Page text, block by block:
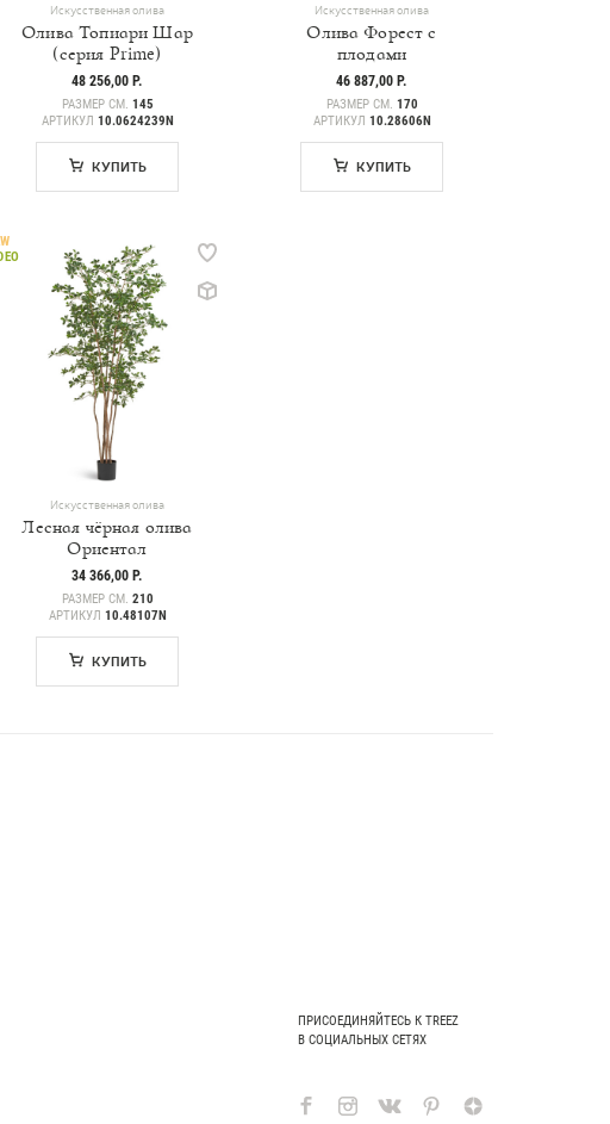
Искусственная олива
Олива Топиари Шар
(серия Prime)
48 256,00 Р.
РАЗМЕР СМ. 145
АРТИКУЛ 10.0624239N
КУПИТЬ
Искусственная олива
Олива Форест с
плодами
46 887,00 Р.
РАЗМЕР СМ. 170
АРТИКУЛ 10.28606N
КУПИТЬ
Искусственная олива
Лесная чёрная олива
Ориентал
34 366,00 Р.
РАЗМЕР СМ. 210
АРТИКУЛ 10.48107N
КУПИТЬ
ПРИСОЕДИНЯЙТЕСЬ К TREEZ
В СОЦИАЛЬНЫХ СЕТЯХ